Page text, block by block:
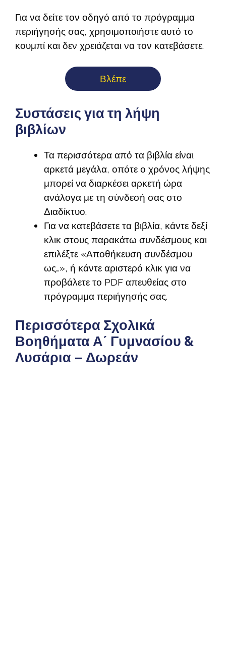
Για να δείτε τον οδηγό από το πρόγραμμα
περιήγησής σας, χρησιμοποιήστε αυτό το
κουμπί και δεν χρειάζεται να τον κατεβάσετε.
Βλέπε
Συστάσεις για τη λήψη
βιβλίων
Τα περισσότερα από τα βιβλία είναι
αρκετά μεγάλα, οπότε ο χρόνος λήψης
μπορεί να διαρκέσει αρκετή ώρα
ανάλογα με τη σύνδεσή σας στο
Διαδίκτυο.
Για να κατεβάσετε τα βιβλία, κάντε δεξί
κλικ στους παρακάτω συνδέσμους και
επιλέξτε «Αποθήκευση συνδέσμου
ως…», ή κάντε αριστερό κλικ για να
προβάλετε το PDF απευθείας στο
πρόγραμμα περιήγησής σας.
Περισσότερα Σχολικά
Βοηθήματα Α΄ Γυμνασίου &
Λυσάρια – Δωρεάν